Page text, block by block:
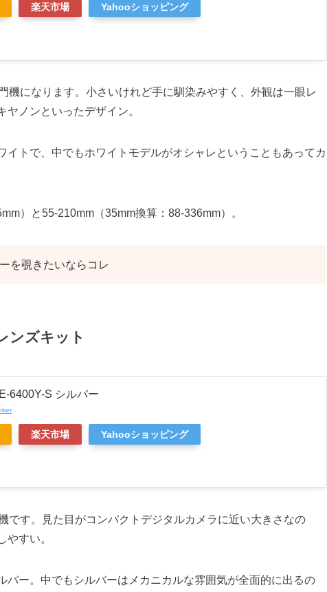
楽天市場 Yahooショッピング
機になります。小さいけれど手に馴染みやすく、外観は一眼レ
ノンといったデザイン。
イトで、中でもホワイトモデルがオシャレということもあってカ
）と55-210mm（35mm換算：88-336mm）。
を覗きたいならコレ
ンズキット
6400Y-S シルバー
楽天市場 Yahooショッピング
です。見た目がコンパクトデジタルカメラに近い大きさなの
やすい。
バー。中でもシルバーはメカニカルな雰囲気が全面的に出るの